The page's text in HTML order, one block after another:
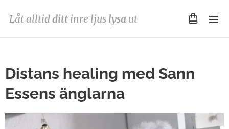
Låt alltidditt inre ljus lysa ut
Distans healing med Sann
Essens änglarna